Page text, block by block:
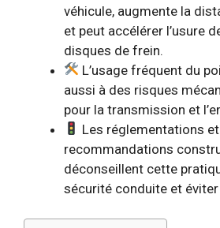
véhicule, augmente la
et peut accélérer l’usure
disques de frein.
L’usage fréquent du
aussi à des risques
pour la transmission et
Les réglementations et
recommandations
déconseillent cette
sécurité conduite et